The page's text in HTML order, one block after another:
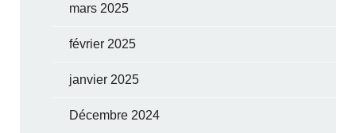
mars 2025
février 2025
janvier 2025
Décembre 2024